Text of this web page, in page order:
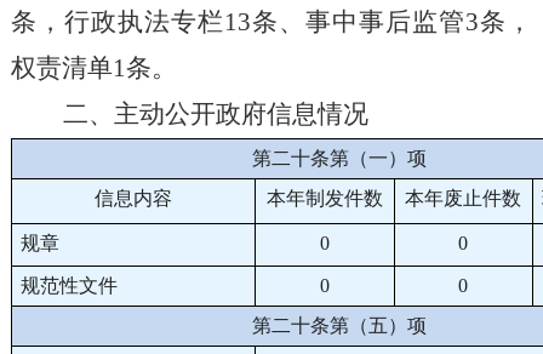
条，行政执法专栏13条、事中事后监管3条，
权责清单1条。
二、主动公开政府信息情况
第二十条第（一）项
信息内容
本年制发件数 本年废止件数
规章 0 0
规范性文件 0
0
第二十条第（五）项